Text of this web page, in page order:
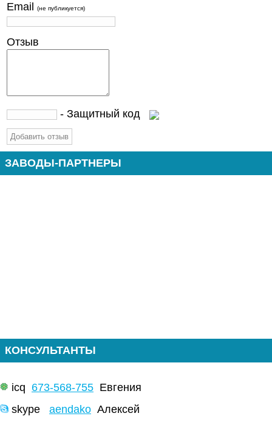
Email (не публикуется)
Отзыв
- Защитный код
ЗАВОДЫ-ПАРТНЕРЫ
КОНСУЛЬТАНТЫ
icq 673-568-755 Евгения
skype aendako Алексей